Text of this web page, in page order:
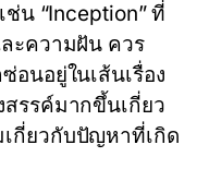
ช่น “Inception” ที่
ะความฝัน ควร
อนอยู่ในเส้นเรื่อง
รรค์มากขึ้นเกี่ยว
กี่ยวกับปัญหาที่เกิด